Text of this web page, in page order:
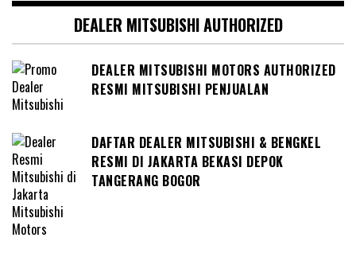
DEALER MITSUBISHI AUTHORIZED
DEALER MITSUBISHI MOTORS AUTHORIZED
RESMI MITSUBISHI PENJUALAN
DAFTAR DEALER MITSUBISHI & BENGKEL
RESMI DI JAKARTA BEKASI DEPOK
TANGERANG BOGOR